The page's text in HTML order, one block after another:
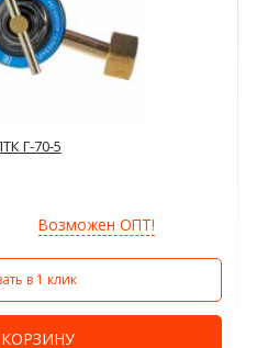
Г-70-5
Возможен ОПТ!
в 1 клик